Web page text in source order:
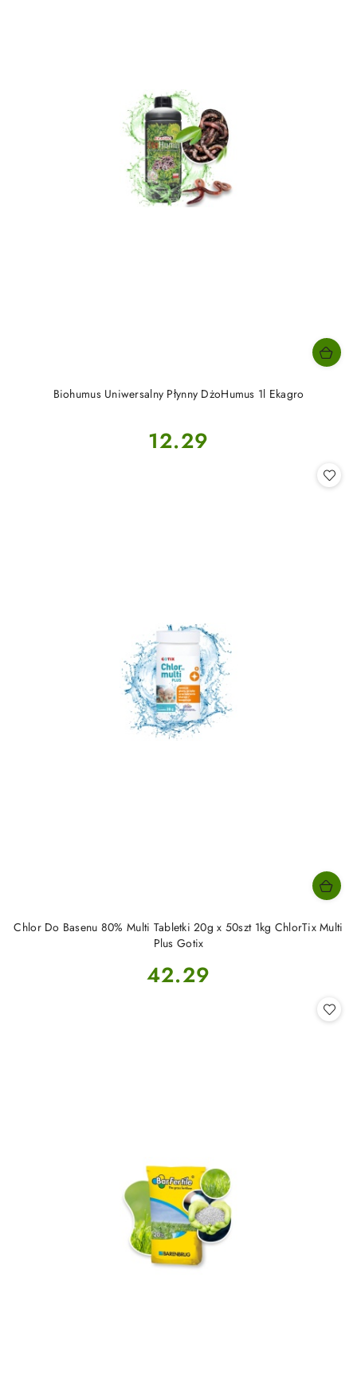
Biohumus Uniwersalny Płynny DżoHumus 1l Ekagro
Cena:
12.29
Chlor Do Basenu 80% Multi Tabletki 20g x 50szt 1kg ChlorTix Multi
Plus Gotix
Cena:
42.29